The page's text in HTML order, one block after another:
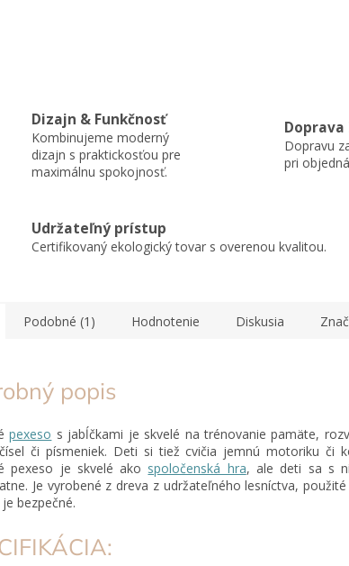
Dizajn & Funkčnosť
Kombinujeme moderný
dizajn s praktickosťou pre
maximálnu spokojnosť.
Doprava
Dopravu
pri
Udržateľný prístup
Certifikovaný ekologický tovar s overenou kvalitou.
Podobné (1) Hodnotenie Diskusia
popis
pexeso s jabĺčkami je skvelé na trénovanie pamäte,
či písmeniek. Deti si tiež cvičia jemnú motoriku či
pexeso je skvelé ako spoločenská hra, ale deti sa s
Je vyrobené z dreva z udržateľného lesníctva,
bezpečné.